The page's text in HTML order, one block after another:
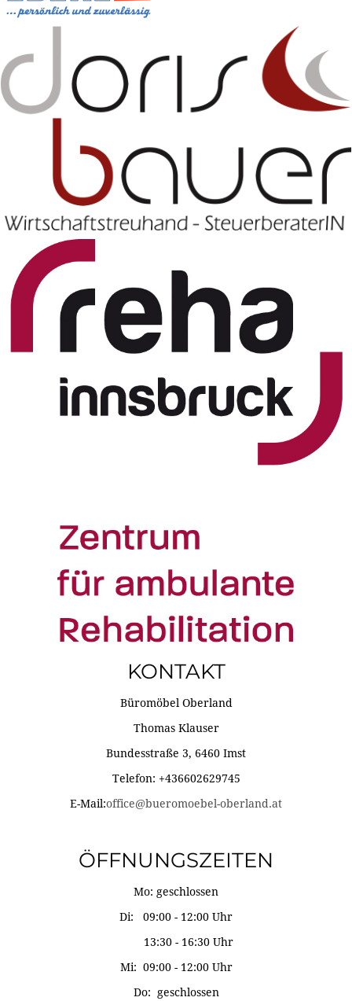
KONTAKT
Büromöbel Oberland
Thomas Klauser
Bundesstraße 3, 6460 Imst
Telefon: +436602629745
E-Mail:office@bueromoebel-oberland.at
ÖFFNUNGSZEITEN
Mo: geschlossen
Di: 09:00 - 12:00 Uhr
13:30 - 16:30 Uhr
Mi: 09:00 - 12:00 Uhr
Do: geschlossen